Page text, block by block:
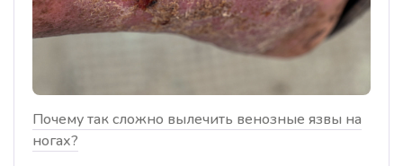
Почему так сложно вылечить венозные язвы на
ногах?